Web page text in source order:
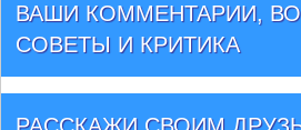
ВАШИ КОММЕНТАРИИ,
СОВЕТЫ И КРИТИКА